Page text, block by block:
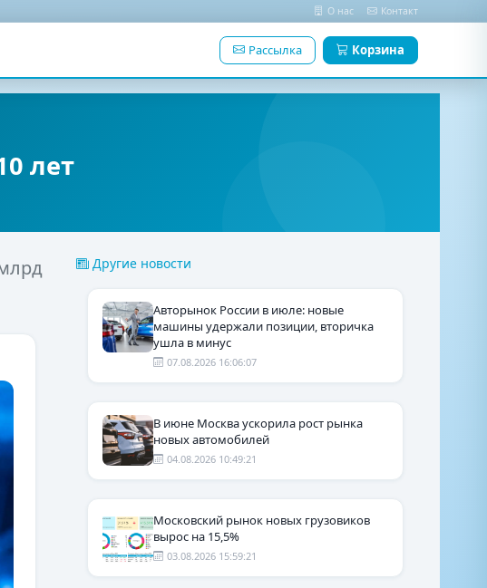
О нас Контакт
Рассылка Корзина
лет
Другие новости
Авторынок России в июле: новые
машины удержали позиции, вторичка
ушла в минус
07.08.2026 16:06:07
В июне Москва ускорила рост рынка
новых автомобилей
04.08.2026 10:49:21
Московский рынок новых грузовиков
вырос на 15,5%
03.08.2026 15:59:21